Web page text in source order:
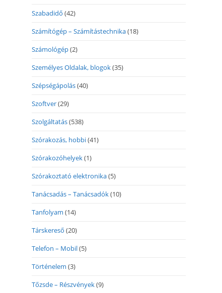
Szabadidő (42)
Számítógép – Számítástechnika(18)
Számológép(2)
Személyes Oldalak, blogok(35)
Szépségápolás(40)
Szoftver(29)
Szolgáltatás(538)
Szórakozás, hobbi(41)
Szórakozóhelyek(1)
Szórakoztató elektronika(5)
Tanácsadás – Tanácsadók(10)
Tanfolyam (14)
Társkereső (20)
Telefon – Mobil(5)
Történelem (3)
Tőzsde – Részvények(9)